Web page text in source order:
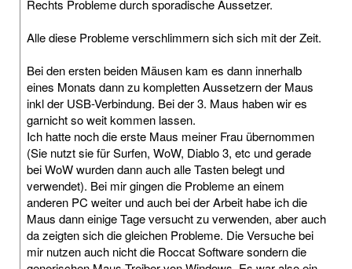
Rechts Probleme durch sporadische Aussetzer.
Alle diese Probleme verschlimmern sich sich mit der Zeit.
Bei den ersten beiden Mäusen kam es dann innerhalb
eines Monats dann zu kompletten Aussetzern der Maus
inkl der USB-Verbindung. Bei der 3. Maus haben wir es
garnicht so weit kommen lassen.
Ich hatte noch die erste Maus meiner Frau übernommen
(Sie nutzt sie für Surfen, WoW, Diablo 3, etc und gerade
bei WoW wurden dann auch alle Tasten belegt und
verwendet). Bei mir gingen die Probleme an einem
anderen PC weiter und auch bei der Arbeit habe ich die
Maus dann einige Tage versucht zu verwenden, aber auch
da zeigten sich die gleichen Probleme. Die Versuche bei
mir nutzen auch nicht die Roccat Software sondern die